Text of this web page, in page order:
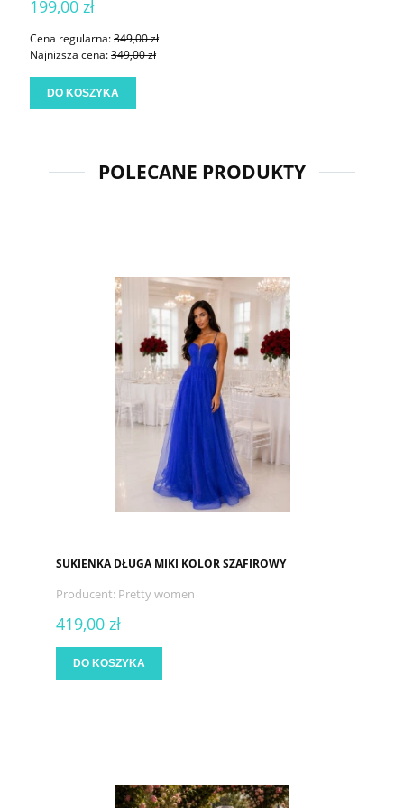
199,00 zł
Cena regularna:349,00 zł
Najniższa cena:349,00 zł
DO KOSZYKA
POLECANE PRODUKTY
SUKIENKA DŁUGA MIKI KOLOR SZAFIROWY
Producent: Pretty women
419,00 zł
DO KOSZYKA